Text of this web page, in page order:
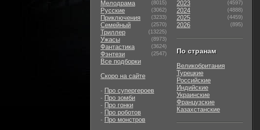
Мелодрама (8015)
Русские (3062)
Приключения (3233)
Семейный (2570)
Триллер (13225)
Ужасы (8973)
Фантастика (3624)
Фэнтези (2547)
Все подборки
Скоро на сайте
- Про супергероев
- Про зомби
- Про гонки
- Про роботов
- Про монстров
2023 (4597)
2024 (4888)
2025 (4459)
2026 (895)
По странам
Великобритания
Турецкие
Российские
Индийские
Украинские
Французские
Казахстанские